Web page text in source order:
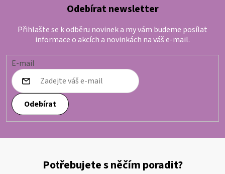
Odebírat newsletter
Přihlašte se k odběru novinek a my vám budeme posílat
informace o akcích a novinkách na váš e-mail.
E-mail
Odebírat
Potřebujete s něčím poradit?